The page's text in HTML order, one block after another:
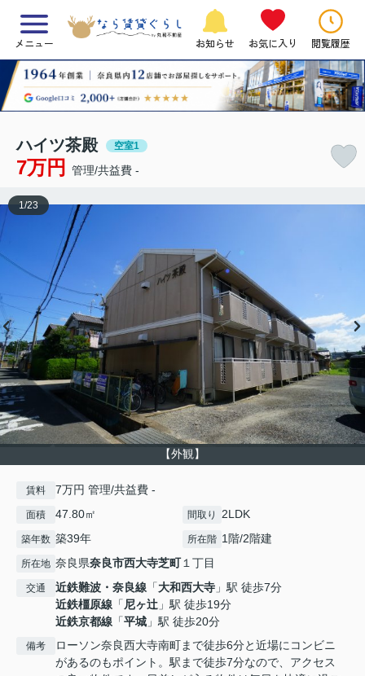
メニュー お知らせ お気に入り 閲覧履歴
ハイツ茶殿 空室1
7万円 管理/共益費 -
【外観】
1/23
賃料 7万円 管理/共益費 -
面積 47.80㎡ 間取り 2LDK
築年数 築39年 所在階 1階/2階建
所在地 奈良県奈良市西大寺芝町１丁目
交通 近鉄難波・奈良線 「大和西大寺 」駅 徒歩7分
近鉄橿原線 「尼ヶ辻 」駅 徒歩19分
近鉄京都線 「平城 」駅 徒歩20分
備考
ローソン奈良西大寺南町まで徒歩6分と近場にコンビニ
があるのもポイント。駅まで徒歩7分なので、アクセス